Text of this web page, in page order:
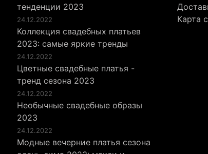
тенденции 2023
24.12.2022
Коллекция свадебных платьев
2023: самые яркие тренды
24.12.2022
Цветные свадебные платья -
тренд сезона 2023
24.12.2022
Необычные свадебные образы
2023
24.12.2022
Модные вечерние платья сезона
Карта